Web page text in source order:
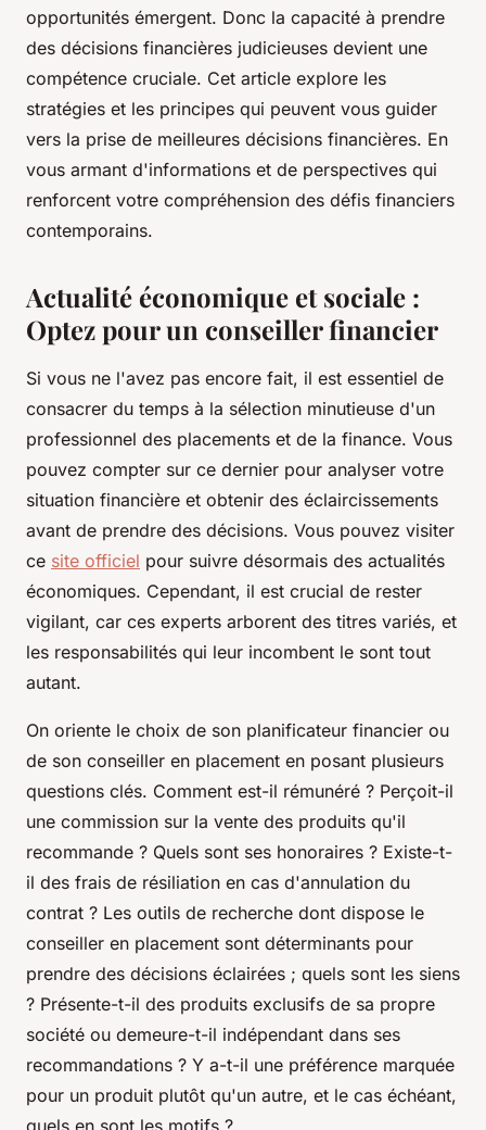
opportunités émergent. Donc la capacité à prendre
des décisions financières judicieuses devient une
compétence cruciale. Cet article explore les
stratégies et les principes qui peuvent vous guider
vers la prise de meilleures décisions financières. En
vous armant d'informations et de perspectives qui
renforcent votre compréhension des défis financiers
contemporains.
Actualité économique et sociale :
Optez pour un conseiller financier
Si vous ne l'avez pas encore fait, il est essentiel de
consacrer du temps à la sélection minutieuse d'un
professionnel des placements et de la finance. Vous
pouvez compter sur ce dernier pour analyser votre
situation financière et obtenir des éclaircissements
avant de prendre des décisions. Vous pouvez visiter
ce site officiel pour suivre désormais des actualités
économiques. Cependant, il est crucial de rester
vigilant, car ces experts arborent des titres variés, et
les responsabilités qui leur incombent le sont tout
autant.
On oriente le choix de son planificateur financier ou
de son conseiller en placement en posant plusieurs
questions clés. Comment est-il rémunéré ? Perçoit-il
une commission sur la vente des produits qu'il
recommande ? Quels sont ses honoraires ? Existe-t-
il des frais de résiliation en cas d'annulation du
contrat ? Les outils de recherche dont dispose le
conseiller en placement sont déterminants pour
prendre des décisions éclairées ; quels sont les siens
? Présente-t-il des produits exclusifs de sa propre
société ou demeure-t-il indépendant dans ses
recommandations ? Y a-t-il une préférence marquée
pour un produit plutôt qu'un autre, et le cas échéant,